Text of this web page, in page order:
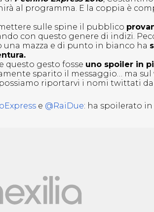
al programma. E la coppia è
sulle spine il pubblico
con questo genere di indizi.
una mazza e di punto in bianco ha
gesto fosse uno spoiler in
sparito il messaggio… ma sul
riportarvi i nomi twittati
e @RaiDue: ha spoilerato